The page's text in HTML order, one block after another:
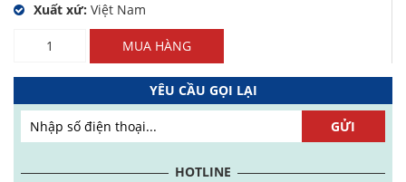
Xuất xứ: Việt Nam
MUA HÀNG
YÊU CẦU GỌI LẠI
HOTLINE